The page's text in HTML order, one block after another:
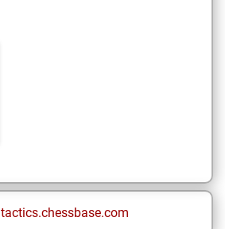
tactics.chessbase.com